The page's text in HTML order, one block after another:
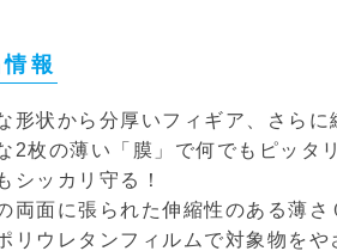
報
形状から分厚いフィギア、さらに
2枚の薄い「膜」で何でもピッタ
シッカリ守る！
両面に張られた伸縮性のある薄さ
リウレタンフィルムで対象物をや